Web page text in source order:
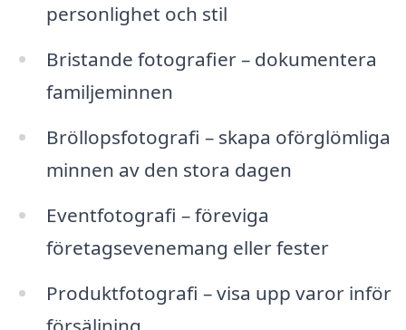
personlighet och stil
Bristande fotografier – dokumentera
familjeminnen
Bröllopsfotografi – skapa oförglömliga
minnen av den stora dagen
Eventfotografi – föreviga
företagsevenemang eller fester
Produktfotografi – visa upp varor inför